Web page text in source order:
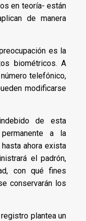
en teoría- están
de manera
es la
biométricos. A
telefónico,
modificarse
de esta
a la
ahora exista
el padrón,
con qué fines
conservarán los
plantea un